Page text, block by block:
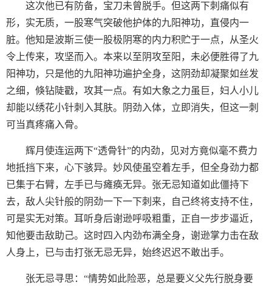
这次他已有防备，宝刀未曾脱手。但这两下刺痛似有
形，实无质，一股寒气突破他护体的九阳神功，直侵内一
脏。他知是波斯三使一股极阴寒的内力积贮于一点，从圣火
令上传来，攻坚而入。本来以至阴攻至阳，未必便胜得了九
阳神功，只是他的九阳神功遍护全身，这阴劲却凝聚如丝发
之细，倏钻陡戳，攻其一点。有如大象之力虽巨，妇人小儿
却能以绣花小针刺入其肤。阴劲入体，立即消失，但这一刺
可当真疼痛入骨。
辉月使连运两下“透骨针”的内劲，见对方竟似毫不费力
地抵挡下来，心下骇异。妙风使虽空着左手，但全身劲力都
已集于右臂，左手已与瘫痪无异。张无忌知道如此僵持下
去，敌人尖针般的阴劲一下一下刺来，自己终将支持不住，
可是实无对策。耳听身后谢逊呼吸粗重，正自一步步逼近，
知他要击敌助己。这时四入内劲布满全身，谢逊掌力击在敌
人身上，已与击打张无忌无异，始终迟迟不敢出手。
张无忌寻思：“情势如此险恶，总是要义父先行脱身要